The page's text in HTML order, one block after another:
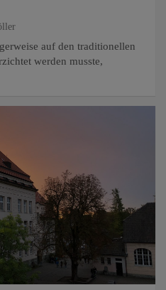
auf den traditionellen
werden musste,